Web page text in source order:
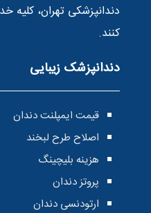
دندانپزشکی تهران، کلیه
کنند.
دندانپزشک زیبایی
قیمت ایمپلنت دندان
اصلاح طرح لبخند
هزینه بلیچینگ
پروتز دندان
ارتودنسی دندان